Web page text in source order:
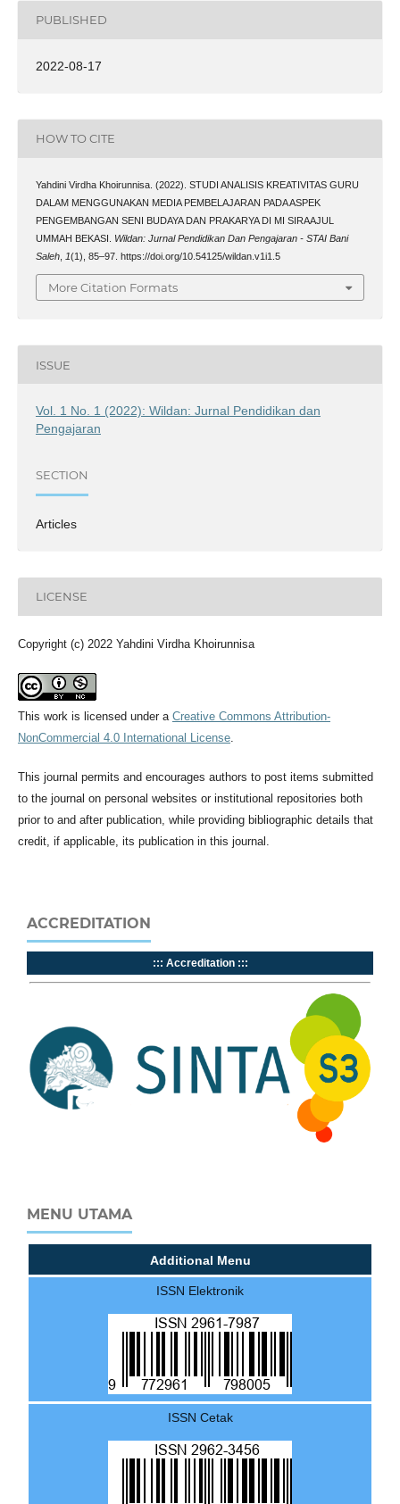
PUBLISHED
2022-08-17
HOW TO CITE
Yahdini Virdha Khoirunnisa. (2022). STUDI ANALISIS KREATIVITAS GURU
DALAM MENGGUNAKAN MEDIA PEMBELAJARAN PADA ASPEK
PENGEMBANGAN SENI BUDAYA DAN PRAKARYA DI MI SIRAAJUL
UMMAH BEKASI. Wildan: Jurnal Pendidikan Dan Pengajaran - STAI Bani
Saleh, 1(1), 85–97. https://doi.org/10.54125/wildan.v1i1.5
More Citation Formats
ISSUE
Vol. 1 No. 1 (2022): Wildan: Jurnal Pendidikan dan
Pengajaran
SECTION
Articles
LICENSE
Copyright (c) 2022 Yahdini Virdha Khoirunnisa
This work is licensed under a Creative Commons Attribution-
NonCommercial 4.0 International License.
This journal permits and encourages authors to post items submitted
to the journal on personal websites or institutional repositories both
prior to and after publication, while providing bibliographic details that
credit, if applicable, its publication in this journal.
ACCREDITATION
::: Accreditation :::
MENU UTAMA
Additional Menu
ISSN Elektronik
ISSN Cetak